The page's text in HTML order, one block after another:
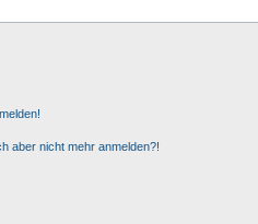
aber nicht mehr anmelden?!